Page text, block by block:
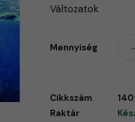
Változatok
Mennyiség
Cikkszám
Raktár